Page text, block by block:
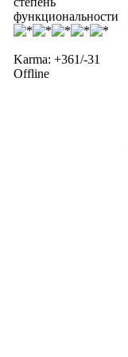
функциональности
Karma: +361/-31
Offline